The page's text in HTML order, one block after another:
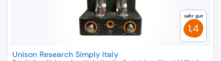
Sehr gut
1,4
Unison Research Simply Italy